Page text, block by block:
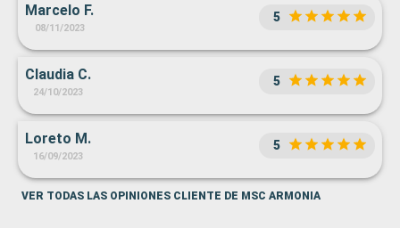
Marcelo F.
08/11/2023
5
Claudia C.
24/10/2023
5
Loreto M.
16/09/2023
5
VER TODAS LAS OPINIONES CLIENTE DE MSC ARMONIA